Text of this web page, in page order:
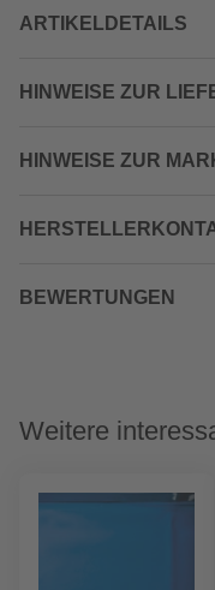
ARTIKELDETAILS
HINWEISE ZUR
HINWEISE ZUR
BEWERTUNGEN
Weitere